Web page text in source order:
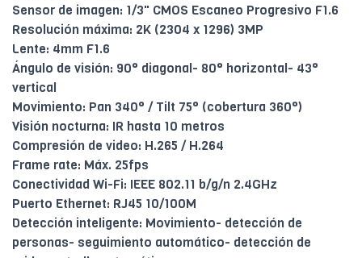
Sensor de imagen: 1/3" CMOS Escaneo Progresivo F1.6
Resolución máxima: 2K (2304 x 1296) 3MP
Lente: 4mm F1.6
Ángulo de visión: 90° diagonal- 80° horizontal- 43°
vertical
Movimiento: Pan 340° / Tilt 75° (cobertura 360°)
Visión nocturna: IR hasta 10 metros
Compresión de video: H.265 / H.264
Frame rate: Máx. 25fps
Conectividad Wi-Fi: IEEE 802.11 b/g/n 2.4GHz
Puerto Ethernet: RJ45 10/100M
Detección inteligente: Movimiento- detección de
personas- seguimiento automático- detección de